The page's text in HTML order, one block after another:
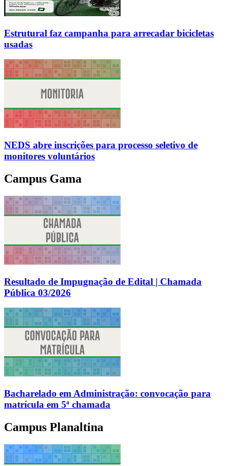
Estrutural faz campanha para arrecadar bicicletas
usadas
NEDS abre inscrições para processo seletivo de
monitores voluntários
Campus Gama
Resultado de Impugnação de Edital | Chamada
Pública 03/2026
Bacharelado em Administração: convocação para
matrícula em 5ª chamada
Campus Planaltina